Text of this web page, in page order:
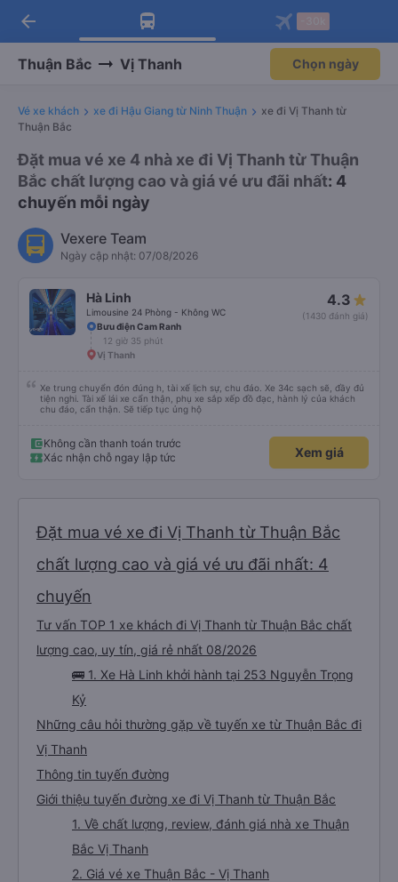
Tải app Vexere ngay!
Nhận ưu đãi thành viên độc
Mở app
Tải app Vexere
-30k/ghế khi đặt vé máy bay qua
Mở app
arrow_back
Thuận Bắc Vị Thanh Chọn ngày
Vé xe khách xe đi Hậu Giang từ Ninh Thuận
xe đi Vị Thanh từ
Thuận Bắc
Đặt mua vé xe 4 nhà xe đi Vị Thanh từ Thuận
Bắc chất lượng cao và giá vé ưu đãi nhất: 4
chuyến mỗi ngày
Vexere Team
Ngày cập nhật: 07/08/2026
Hà Linh
Limousine 24 Phòng - Không WC
4.3
(1430 đánh giá)
Bưu điện Cam Ranh
12 giờ 35 phút
Vị Thanh
Xe trung chuyển đón đúng h, tài xế lịch sự, chu đáo. Xe 34c sạch sẽ, đầy đủ
tiện nghi. Tài xế lái xe cẩn thận, phụ xe sắp xếp đồ đạc, hành lý của khách
chu đáo, cẩn thận. Sẽ tiếp tục ủng hộ
Không cần thanh toán trước
Xác nhận chỗ ngay lập tức
Xem giá
Đặt mua vé xe đi Vị Thanh từ Thuận Bắc
chất lượng cao và giá vé ưu đãi nhất: 4
chuyến
Tư vấn TOP 1 xe khách đi Vị Thanh từ Thuận Bắc chất
lượng cao, uy tín, giá rẻ nhất 08/2026
🚌 1. Xe Hà Linh khởi hành tại 253 Nguyễn Trọng
Kỷ
Những câu hỏi thường gặp về tuyến xe từ Thuận Bắc đi
Vị Thanh
Thông tin tuyến đường
Giới thiệu tuyến đường xe đi Vị Thanh từ Thuận Bắc
1. Về chất lượng, review, đánh giá nhà xe Thuận
Bắc Vị Thanh
2. Giá vé xe Thuận Bắc - Vị Thanh